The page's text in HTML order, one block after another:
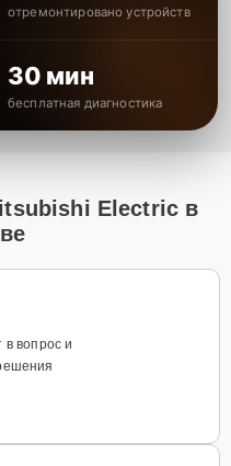
отремонтировано устройств
30 мин
бесплатная диагностика
Electric в
вопрос и